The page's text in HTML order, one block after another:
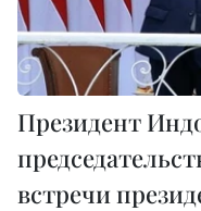
Президент
встречи